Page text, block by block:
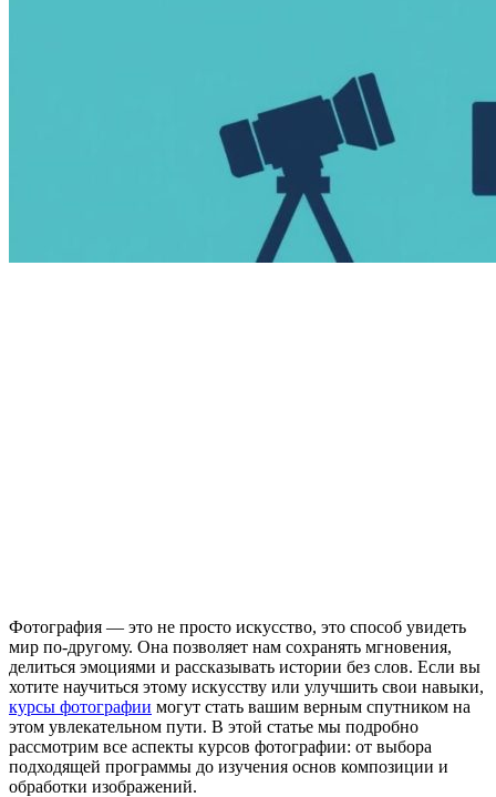
Фотография — это не просто искусство, это способ увидеть
мир по-другому. Она позволяет нам сохранять мгновения,
делиться эмоциями и рассказывать истории без слов. Если вы
хотите научиться этому искусству или улучшить свои навыки,
курсы фотографии могут стать вашим верным спутником на
этом увлекательном пути. В этой статье мы подробно
рассмотрим все аспекты курсов фотографии: от выбора
подходящей программы до изучения основ композиции и
обработки изображений.